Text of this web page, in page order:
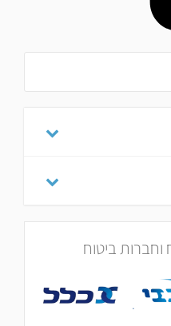
ביטוח